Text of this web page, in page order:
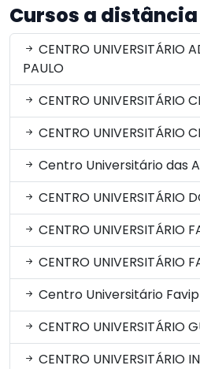
Cursos a distância
CENTRO UNIVERSITÁRIO
PAULO
CENTRO UNIVERSITÁRIO
CENTRO UNIVERSITÁRIO
Centro Universitário das
CENTRO UNIVERSITÁRIO
CENTRO UNIVERSITÁRIO
CENTRO UNIVERSITÁRIO
Centro Universitário
CENTRO UNIVERSITÁRIO
CENTRO UNIVERSITÁRIO